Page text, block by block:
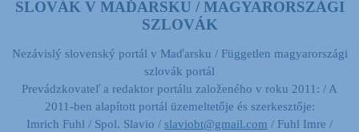
SLOVÁK V MAĎARSKU / MAGYARORSZÁGI
SZLOVÁK
Nezávislý slovenský portál v Maďarsku / Független magyarországi
szlovák portál
Prevádzkovateľ a redaktor portálu založeného v roku 2011: / A
2011-ben alapított portál üzemeltetője és szerkesztője:
Imrich Fuhl / Spol. Slavio / slaviobt@gmail.com / Fuhl Imre /